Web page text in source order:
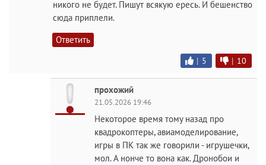
никого не будет. Пишут всякую ересь. И бешенство
сюда приплели.
Ответить
| 5 | 10
прохожий
21.05.2026 19:46
Некоторое время тому назад про
квадрокоптеры, авиамоделирование,
игры в ПК так же говорили - игрушечки,
мол. А нонче то вона как. Дронобои и